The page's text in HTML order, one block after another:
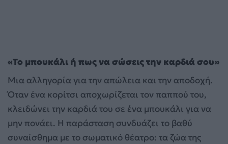
«Το μπουκάλι ή πως να σώσεις την καρδιά σου»
Μια αλληγορία για την απώλεια και την αποδοχή.
Όταν ένα κορίτσι αποχωρίζεται τον παππού του,
κλειδώνει την καρδιά του σε ένα μπουκάλι για να
μην πονάει. Η παράσταση συνδυάζει το βαθύ
συναίσθημα με το σωματικό θέατρο: τα ζώα της